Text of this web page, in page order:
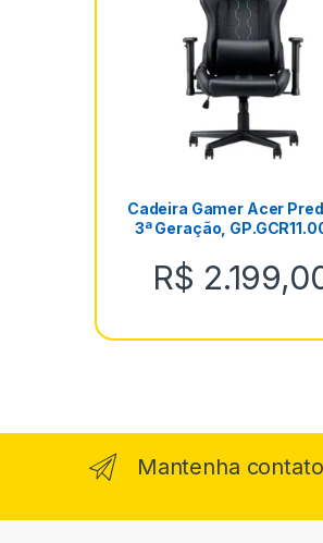
Cadeira Gamer Acer
3ª Geração,
R$
Mantenha contato